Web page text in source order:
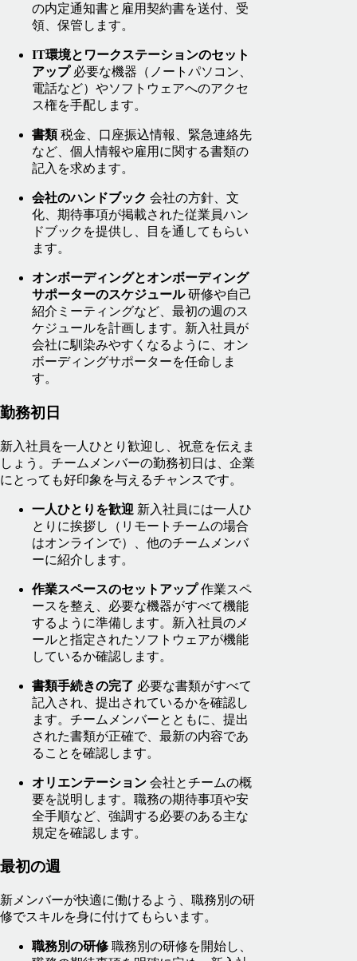
の内定通知書と雇用契約書を送付、受
領、保管します。
IT環境とワークステーションのセット
アップ 必要な機器（ノートパソコン、
電話など）やソフトウェアへのアクセ
ス権を手配します。
書類 税金、口座振込情報、緊急連絡先
など、個人情報や雇用に関する書類の
記入を求めます。
会社のハンドブック 会社の方針、文
化、期待事項が掲載された従業員ハン
ドブックを提供し、目を通してもらい
ます。
オンボーディングとオンボーディング
サポーターのスケジュール 研修や自己
紹介ミーティングなど、最初の週のス
ケジュールを計画します。新入社員が
会社に馴染みやすくなるように、オン
ボーディングサポーターを任命しま
す。
勤務初日
新入社員を一人ひとり歓迎し、祝意を伝えま
しょう。チームメンバーの勤務初日は、企業
にとっても好印象を与えるチャンスです。
一人ひとりを歓迎 新入社員には一人ひ
とりに挨拶し（リモートチームの場合
はオンラインで）、他のチームメンバ
ーに紹介します。
作業スペースのセットアップ 作業スペ
ースを整え、必要な機器がすべて機能
するように準備します。新入社員のメ
ールと指定されたソフトウェアが機能
しているか確認します。
書類手続きの完了 必要な書類がすべて
記入され、提出されているかを確認し
ます。チームメンバーとともに、提出
された書類が正確で、最新の内容であ
ることを確認します。
オリエンテーション 会社とチームの概
要を説明します。職務の期待事項や安
全手順など、強調する必要のある主な
規定を確認します。
最初の週
新メンバーが快適に働けるよう、職務別の研
修でスキルを身に付けてもらいます。
職務別の研修 職務別の研修を開始し、